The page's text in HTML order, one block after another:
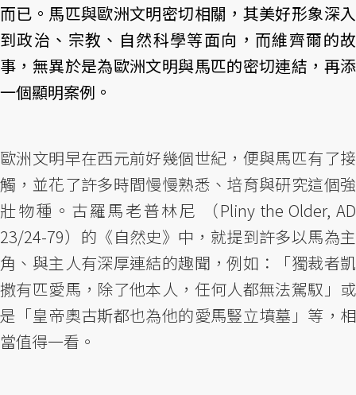
而已。馬匹與歐洲文明密切相關，其美好形象深入
到政治、宗教、自然科學等面向，而維齊爾的故
事，無異於是為歐洲文明與馬匹的密切連結，再添
一個顯明案例。
歐洲文明早在西元前好幾個世紀，便與馬匹有了接
觸，並花了許多時間慢慢熟悉、培育與研究這個強
壯物種。古羅馬老普林尼 （Pliny the Older, AD
23/24-79）的《自然史》中，就提到許多以馬為主
角、與主人有深厚連結的趣聞，例如：「獨裁者凱
撒有匹愛馬，除了他本人，任何人都無法駕馭」或
是「皇帝奧古斯都也為他的愛馬豎立墳墓」等，相
當值得一看。